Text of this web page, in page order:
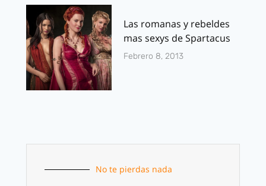
Las romanas y rebeldes
mas sexys de Spartacus
Febrero 8, 2013
No te pierdas nada